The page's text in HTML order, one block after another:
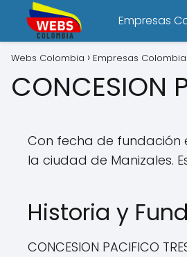
Empresas
Webs Colombia Empresas Colombia
CONCESION
Con fecha de fundación
la ciudad de Manizales.
Historia y
CONCESION PACIFICO